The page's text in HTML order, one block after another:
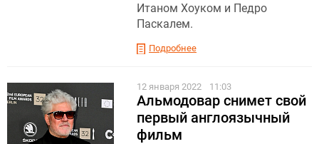
Итаном Хоуком и Педро
Паскалем.
Подробнее
12 января 2022 11:03
Альмодовар снимет свой
первый англоязычный
фильм